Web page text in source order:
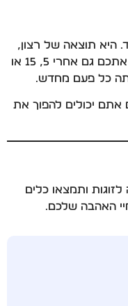
היא תוצאה של רצון,
פתיחות, אומץ וגיוון. היא יכולה ללוות אתכם גם אחרי 5, 15 או
אתם יכולים להפוך את
ותמצאו כלים
האהבה שלכם.